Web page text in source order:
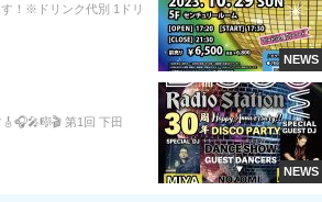
！※ドリンク代別 1ドリ
NEWS
第1回 下田
NEWS